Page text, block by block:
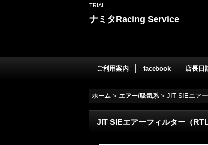
TRIAL
ナミタRacing Service
ご利用案内 facebook 店長日
ホーム > エアー/吸気系 > JIT SIEエアー
JIT SIEエアーフィルター（